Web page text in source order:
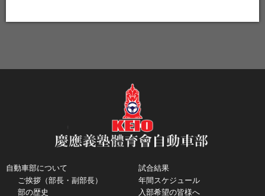
自動車部について
ご挨拶（部長・副部長）
部の歴史
試合結果
年間スケジュール
入部希望の皆様へ